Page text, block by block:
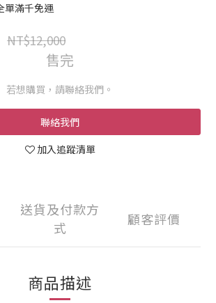
單滿千免運
NT$12,000
售完
若想購買，請聯絡我們。
聯絡我們
加入追蹤清單
送貨及付款方
式
顧客評價
商品描述